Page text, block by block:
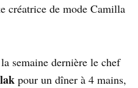
créatrice de mode Camilla
semaine dernière le chef
pour un dîner à 4 mains,